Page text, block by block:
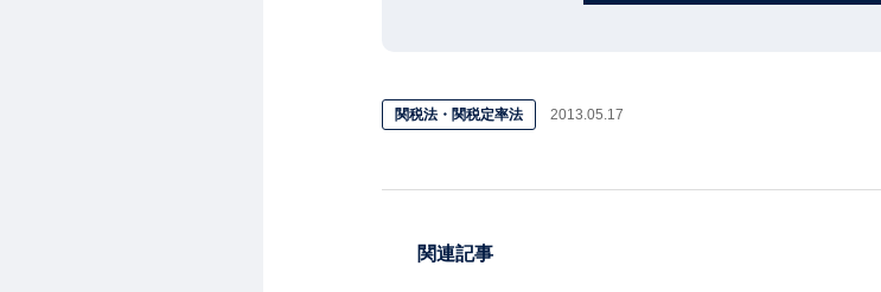
関税法・関税定率法 2013.05.17
関連記事